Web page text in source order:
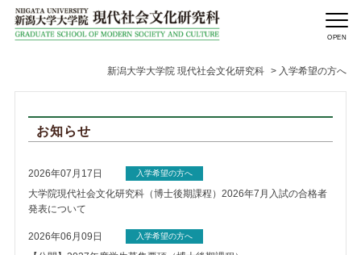
新潟大学大学院 現代社会文化研究科 > 入学希望の方へ
お知らせ
2026年07月17日 入学希望の方へ
大学院現代社会文化研究科（博士後期課程）2026年7月入試の合格者
発表について
2026年06月09日 入学希望の方へ